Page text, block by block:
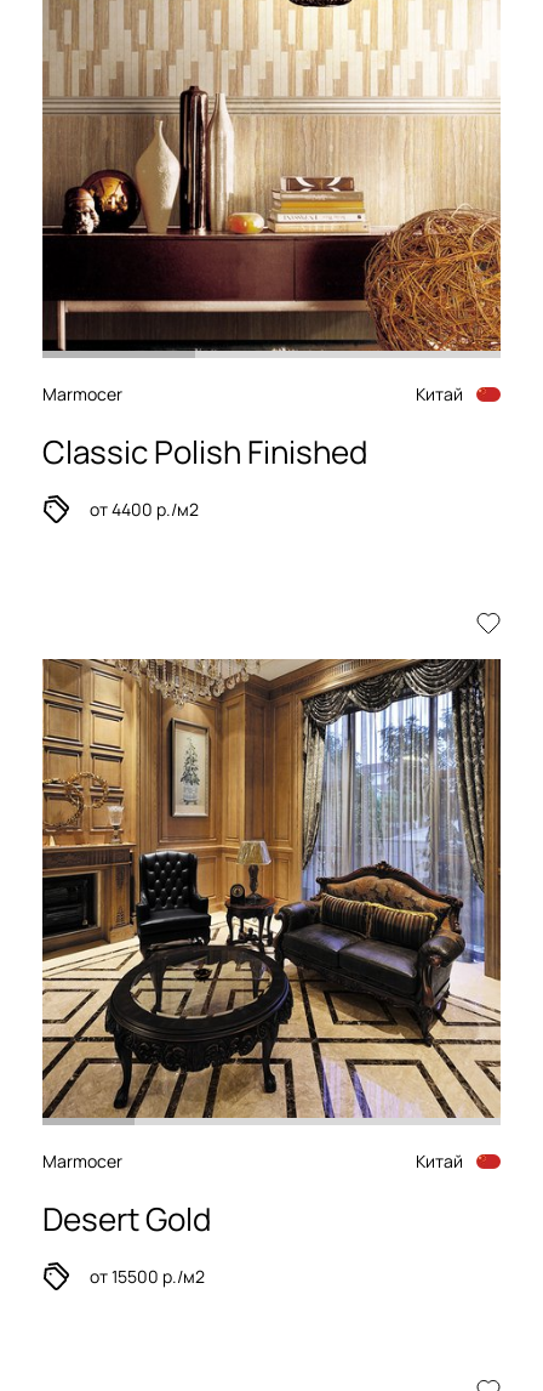
Marmocer Китай
Classic Polish Finished
от 4400 р./м2
Marmocer Китай
Desert Gold
от 15500 р./м2